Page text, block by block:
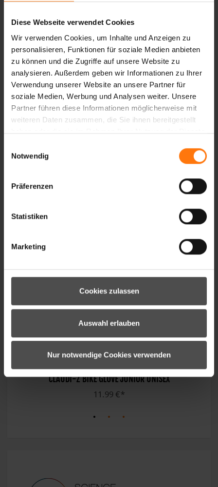
Diese Webseite verwendet Cookies
Wir verwenden Cookies, um Inhalte und Anzeigen zu
personalisieren, Funktionen für soziale Medien anbieten
zu können und die Zugriffe auf unsere Website zu
analysieren. Außerdem geben wir Informationen zu Ihrer
Verwendung unserer Website an unsere Partner für
soziale Medien, Werbung und Analysen weiter. Unsere
Partner führen diese Informationen möglicherweise mit
weiteren Daten zusammen, die Sie ihnen bereitgestellt
haben oder die sie im Rahmen Ihrer Nutzung der Dienste
Notwendig
Präferenzen
Statistiken
Marketing
Cookies zulassen
Auswahl erlauben
Nur notwendige Cookies verwenden
Klettverschluss sowie integrierte
schnelles Ausziehen. Der Einsatz von
besonders saugfähigem Material am Daumen
erleichtert das Abwischen von Schweiß
während der Fahrt. Dekorative reflektierende
Designelemente runden den
Fahrradhandschuh perfekt ab und sorgen für
bessere Sichtbarkeit in der Dämmerung.
CLAUDI-Z BIKE GLOVE JUNIOR UNISEX
11.99 €*